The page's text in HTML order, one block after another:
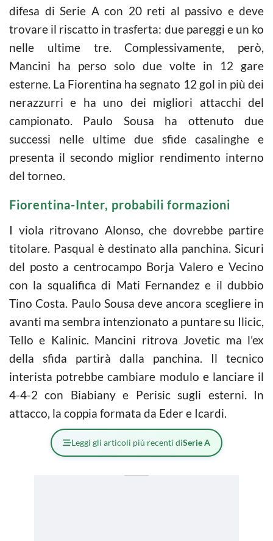
difesa di Serie A con 20 reti al passivo e deve
trovare il riscatto in trasferta: due pareggi e un ko
nelle ultime tre. Complessivamente, però,
Mancini ha perso solo due volte in 12 gare
esterne. La Fiorentina ha segnato 12 gol in più dei
nerazzurri e ha uno dei migliori attacchi del
campionato. Paulo Sousa ha ottenuto due
successi nelle ultime due sfide casalinghe e
presenta il secondo miglior rendimento interno
del torneo.
Fiorentina-Inter, probabili formazioni
I viola ritrovano Alonso, che dovrebbe partire
titolare. Pasqual è destinato alla panchina. Sicuri
del posto a centrocampo Borja Valero e Vecino
con la squalifica di Mati Fernandez e il dubbio
Tino Costa. Paulo Sousa deve ancora scegliere in
avanti ma sembra intenzionato a puntare su Ilicic,
Tello e Kalinic. Mancini ritrova Jovetic ma l’ex
della sfida partirà dalla panchina. Il tecnico
interista potrebbe cambiare modulo e lanciare il
4-4-2 con Biabiany e Perisic sugli esterni. In
attacco, la coppia formata da Eder e Icardi.
Leggi gli articoli più recenti diSerie A